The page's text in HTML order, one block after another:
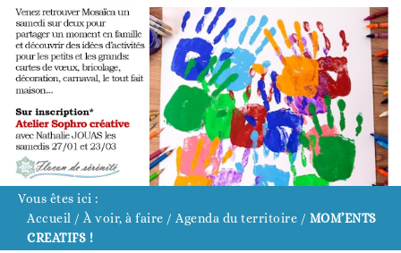
Vous êtes ici :
Accueil / À voir, à faire / Agenda du territoire / MOM’ENTS
CREATIFS !